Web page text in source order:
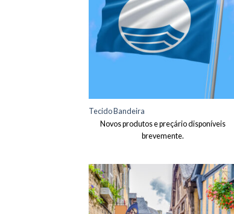
Tecido Bandeira
Novos produtos e preçário disponíveis
brevemente.
Adicionar
aos meus
desejos